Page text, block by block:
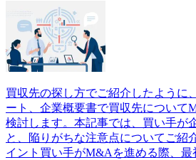
買収先の探し方でご紹介したように
ート、企業概要書で買収先について
検討します。本記事では、買い手が
と、陥りがちな注意点についてご紹
イント買い手がM&Aを進める際、最